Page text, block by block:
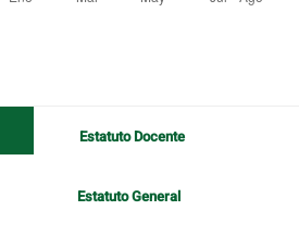
Estatuto Docente
Estatuto General